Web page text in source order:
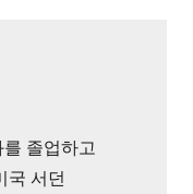
졸업하고
국 서던